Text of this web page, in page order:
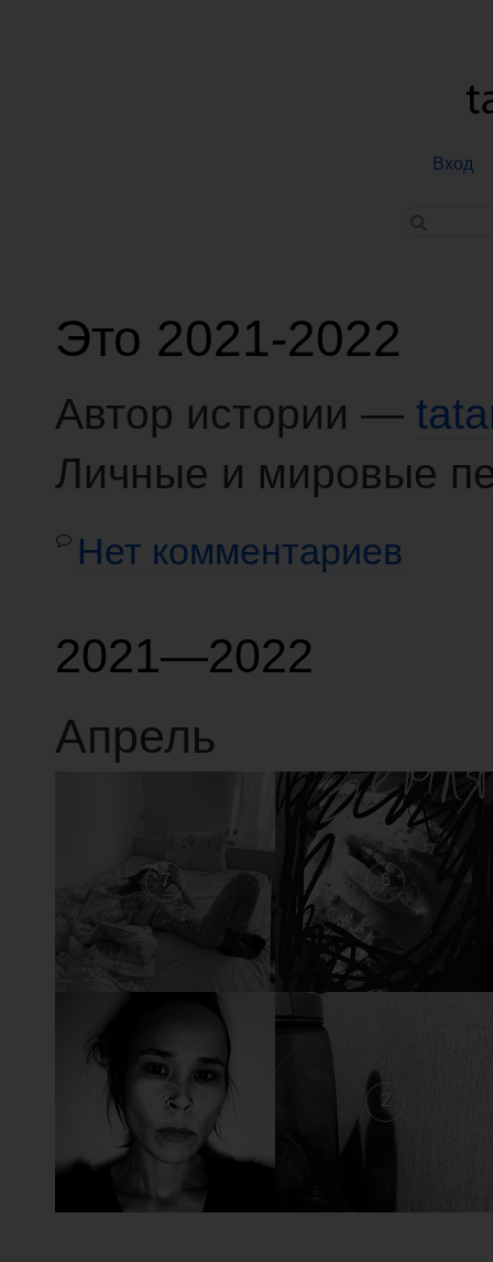
Вход
Это 2021-2022
Автор истории —
Личные и мировые
Нет комментариев
2021—2022
Апрель
7 6
3 2